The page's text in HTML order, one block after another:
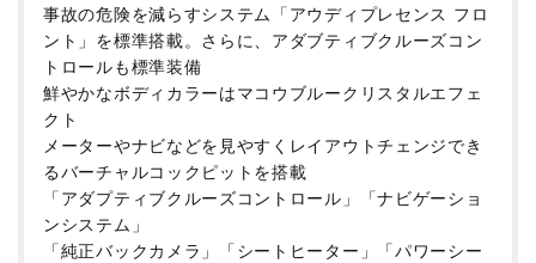
事故の危険を減らすシステム「アウディプレセンス フロ
ント」を標準搭載。さらに、アダブティブクルーズコン
トロールも標準装備
鮮やかなボディカラーはマコウブルークリスタルエフェ
クト
メーターやナビなどを見やすくレイアウトチェンジでき
るバーチャルコックピットを搭載
「アダプティブクルーズコントロール」「ナビゲーショ
ンシステム」
「純正バックカメラ」「シートヒーター」「パワーシー